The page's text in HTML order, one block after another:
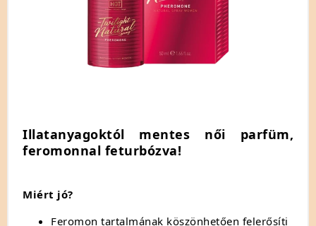
Illatanyagoktól mentes női parfüm,
feromonnal feturbózva!
Miért jó?
Feromon tartalmának köszönhetően felerősíti